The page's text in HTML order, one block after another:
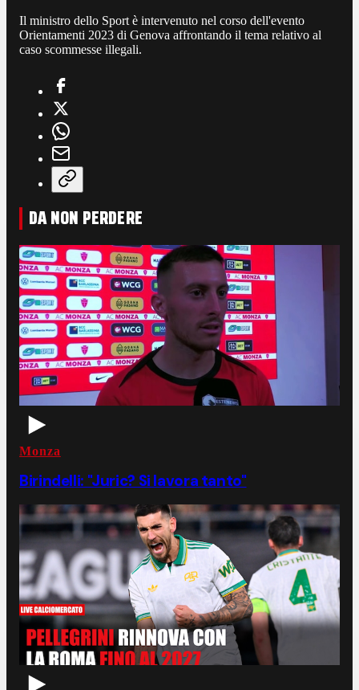
Il ministro dello Sport è intervenuto nel corso dell'evento
Orientamenti 2023 di Genova affrontando il tema relativo al
caso scommesse illegali.
DA NON PERDERE
Monza
Birindelli: "Juric? Si lavora tanto"